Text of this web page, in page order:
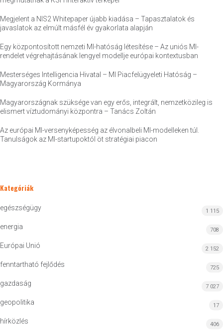
Megjelent a NIS2 Whitepaper újabb kiadása – Tapasztalatok és
javaslatok az elmúlt másfél év gyakorlata alapján
Egy központosított nemzeti MI-hatóság létesítése – Az uniós MI-
rendelet végrehajtásának lengyel modellje európai kontextusban
Mesterséges Intelligencia Hivatal – MI Piacfelügyeleti Hatóság –
Magyarország Kormánya
Magyarországnak szüksége van egy erős, integrált, nemzetközileg is
elismert víztudományi központra – Tanács Zoltán
Az európai MI-versenyképesség az élvonalbeli MI-modelleken túl.
Tanulságok az MI-startupoktól öt stratégiai piacon
Kategóriák
egészségügy 1 115
energia 708
Európai Unió 2 152
fenntartható fejlődés 725
gazdaság 7 027
geopolitika 17
hírközlés 406